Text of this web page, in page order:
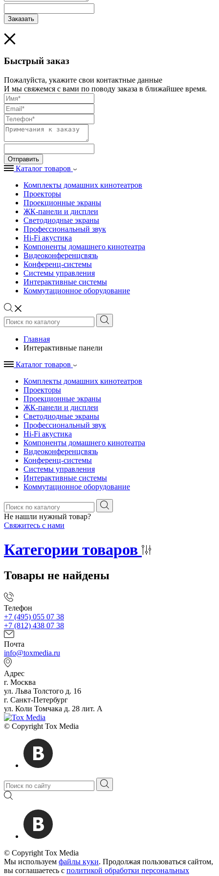
Заказать
Быстрый заказ
Пожалуйста, укажите свои контактные данные
И мы свяжемся с вами по поводу заказа в ближайшее время.
Отправить
Каталог товаров
Комплекты домашних кинотеатров
Проекторы
Проекционные экраны
ЖК-панели и дисплеи
Светодиодные экраны
Профессиональный звук
Hi-Fi акустика
Компоненты домашнего кинотеатра
Видеоконференцсвязь
Конференц-системы
Системы управления
Интерактивные системы
Коммутационное оборудование
Главная
Интерактивные панели
Каталог товаров
Комплекты домашних кинотеатров
Проекторы
Проекционные экраны
ЖК-панели и дисплеи
Светодиодные экраны
Профессиональный звук
Hi-Fi акустика
Компоненты домашнего кинотеатра
Видеоконференцсвязь
Конференц-системы
Системы управления
Интерактивные системы
Коммутационное оборудование
Не нашли нужный товар?
Свяжитесь с нами
Категории товаров
Товары не найдены
Телефон
+7 (495) 055 07 38
+7 (812) 438 07 38
Почта
info@toxmedia.ru
Адрес
г. Москва
ул. Льва Толстого д. 16
г. Санкт-Петербург
ул. Коли Томчака д. 28 лит. А
© Copyright Tox Media
© Copyright Tox Media
Мы используем файлы куки. Продолжая пользоваться сайтом,
вы соглашаетесь с политикой обработки персональных